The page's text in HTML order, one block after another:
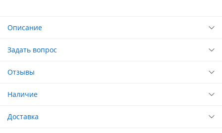
Описание
Задать вопрос
Отзывы
Наличие
Доставка